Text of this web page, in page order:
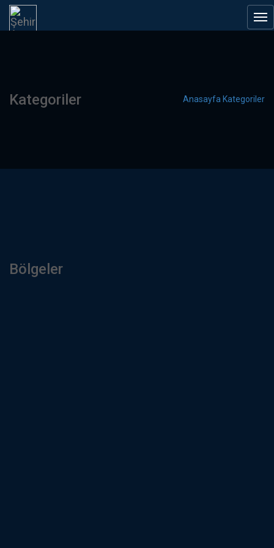
Kategoriler Anasayfa Kategoriler
Bölgeler